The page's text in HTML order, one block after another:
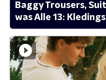
Baggy Trousers,
was Alle 13: